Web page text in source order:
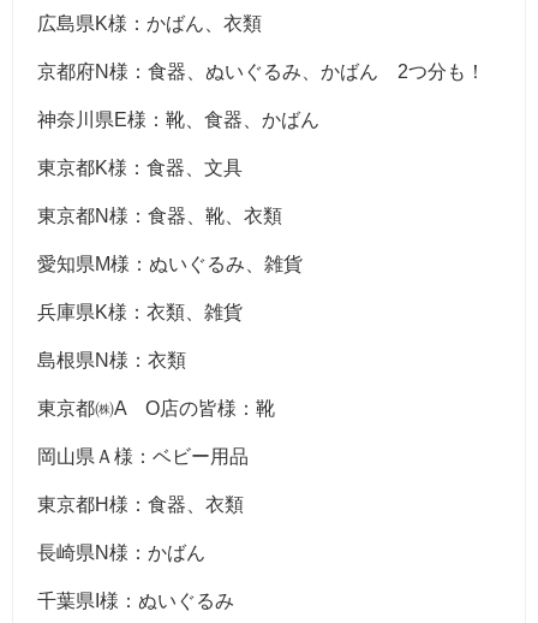
広島県K様：かばん、衣類
京都府N様：食器、ぬいぐるみ、かばん 2つ分も！
神奈川県E様：靴、食器、かばん
東京都K様：食器、文具
東京都N様：食器、靴、衣類
愛知県M様：ぬいぐるみ、雑貨
兵庫県K様：衣類、雑貨
島根県N様：衣類
東京都㈱A O店の皆様：靴
岡山県Ａ様：ベビー用品
東京都H様：食器、衣類
長崎県N様：かばん
千葉県I様：ぬいぐるみ